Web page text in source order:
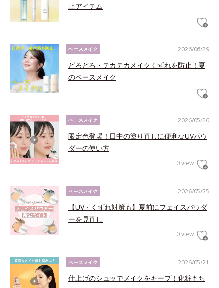
止アイテム
2026/06/29
ベースメイク
どろどろ・テカテカメイクくずれを防止！夏
のベースメイク
2026/05/26
ベースメイク
限定色登場！日中の塗り直しに便利なUVパウ
ダーの使い方
0 view
2026/05/25
ベースメイク
【UV・くずれ対策も】夏前にフェイスパウダ
ーを見直し
0 view
2026/05/21
ベースメイク
仕上げのシュッでメイクをキープ！化粧もち